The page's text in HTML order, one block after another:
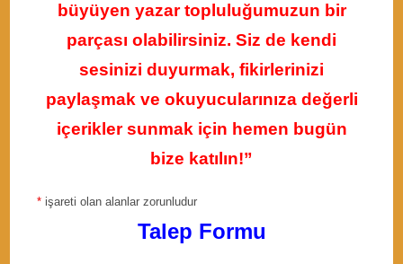
büyüyen yazar topluluğumuzun bir
parçası olabilirsiniz. Siz de kendi
sesinizi duyurmak, fikirlerinizi
paylaşmak ve okuyucularınıza değerli
içerikler sunmak için hemen bugün
bize katılın!”
* işareti olan alanlar zorunludur
Talep Formu